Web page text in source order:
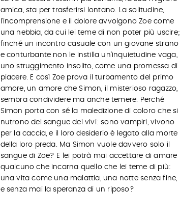
amica, sta per trasferirsi lontano. La solitudine,
l'incomprensione e il dolore avvolgono Zoe come
una nebbia, da cui lei teme di non poter più uscire;
finché un incontro casuale con un giovane strano
e conturbante non le instilla un'inquietudine vaga,
uno struggimento insolito, come una promessa di
piacere. E così Zoe prova il turbamento del primo
amore, un amore che Simon, il misterioso ragazzo,
sembra condividere ma anche temere. Perché
Simon porta con sé la maledizione di coloro che si
nutrono del sangue dei vivi: sono vampiri, vivono
per la caccia, e il loro desiderio è legato alla morte
della loro preda. Ma Simon vuole davvero solo il
sangue di Zoe? E lei potrà mai accettare di amare
qualcuno che incarna quello che lei teme di più:
una vita come una malattia, una notte senza fine,
e senza mai la speranza di un riposo?